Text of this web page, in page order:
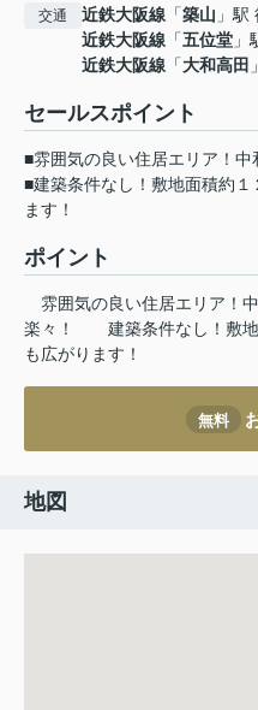
交通 近鉄大阪線 「築山 」駅
近鉄大阪線 「五位堂 」
近鉄大阪線 「大和高田
セールスポイント
■雰囲気の良い住居エリア！中
■建築条件なし！敷地面積約
ます！
ポイント
雰囲気の良い住居エリア！
楽々！
建築条件なし！敷
も広がります！
無料
地図